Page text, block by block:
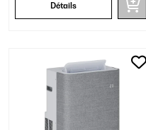
Détails